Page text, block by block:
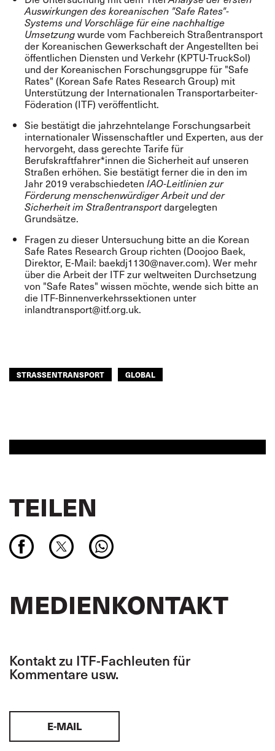
Auswirkungen des koreanischen "Safe Rates"-
Systems und Vorschläge für eine nachhaltige
Umsetzungwurde vom Fachbereich Straßentransport
der Koreanischen Gewerkschaft der Angestellten bei
öffentlichen Diensten und Verkehr (KPTU-TruckSol)
und der Koreanischen Forschungsgruppe für "Safe
Rates" (Korean Safe Rates Research Group) mit
Unterstützung der Internationalen Transportarbeiter-
Föderation (ITF) veröffentlicht.
Sie bestätigt die jahrzehntelange Forschungsarbeit
internationaler Wissenschaftler und Experten, aus der
hervorgeht, dass gerechte Tarife für
Berufskraftfahrer*innen die Sicherheit auf unseren
Straßen erhöhen. Sie bestätigt ferner die in den im
Jahr 2019 verabschiedeten IAO-Leitlinien zur
Förderung menschenwürdiger Arbeit und der
Sicherheit im Straßentransportdargelegten
Grundsätze.
Fragen zu dieser Untersuchung bitte an die Korean
Safe Rates Research Group richten (Doojoo Baek,
Direktor, E-Mail: baekdj1130@naver.com). Wer mehr
über die Arbeit der ITF zur weltweiten Durchsetzung
von "Safe Rates" wissen möchte, wende sich bitte an
die ITF-Binnenverkehrssektionen unter
inlandtransport@itf.org.uk.
STRASSENTRANSPORT GLOBAL
TEILEN
MEDIENKONTAKT
Kontakt zu ITF-Fachleuten für
Kommentare usw.
E-MAIL